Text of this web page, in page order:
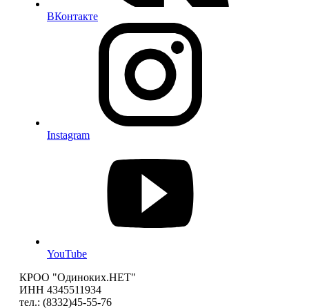
ВКонтакте
Instagram
YouTube
КРОО "Одиноких.НЕТ"
ИНН 4345511934
тел.: (8332)45-55-76